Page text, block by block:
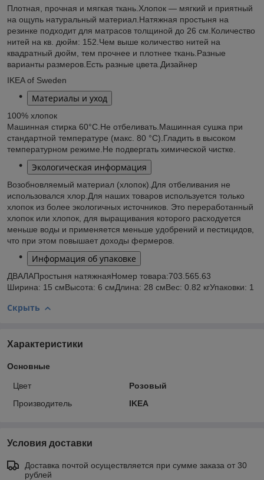
Плотная, прочная и мягкая ткань.Хлопок — мягкий и приятный
на ощупь натуральный материал.Натяжная простыня на
резинке подходит для матрасов толщиной до 26 см.Количество
нитей на кв. дюйм: 152.Чем выше количество нитей на
квадратный дюйм, тем прочнее и плотнее ткань.Разные
варианты размеров.Есть разные цвета.Дизайнер
IKEA of Sweden
Материалы и уход
100% хлопок
Машинная стирка 60°С.Не отбеливать.Машинная сушка при
стандартной температуре (макс. 80 °C).Гладить в высоком
температурном режиме.Не подвергать химической чистке.
Экологическая информация
Возобновляемый материал (хлопок).Для отбеливания не
использовался хлор.Для наших товаров используется только
хлопок из более экологичных источников. Это переработанный
хлопок или хлопок, для выращивания которого расходуется
меньше воды и применяется меньше удобрений и пестицидов,
что при этом повышает доходы фермеров.
Информация об упаковке
ДВАЛАПростыня натяжнаяНомер товара:703.565.63
Ширина: 15 смВысота: 6 смДлина: 28 смВес: 0.82 кгУпаковки: 1
Скрыть
Характеристики
Основные
Цвет
Розовый
Производитель
IKEA
Условия доставки
Доставка почтой осуществляется при сумме заказа от 30
рублей